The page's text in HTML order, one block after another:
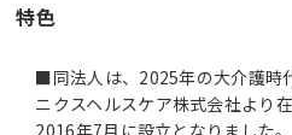
特色
■同法人は、2025年の大介護時
ニクスヘルスケア株式会社より
2016年7月に設立となりました。